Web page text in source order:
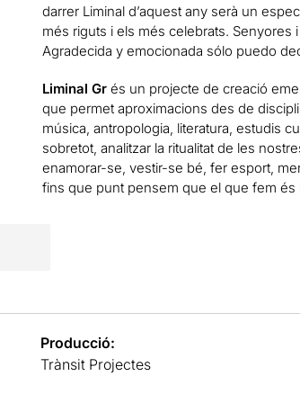
darrer Liminal d’aquest any serà un
més riguts i els més celebrats. Senyores
Agradecida y emocionada sólo puedo
Liminal Grés un projecte de creació
que permet aproximacions des de
música, antropologia, literatura, estudis
sobretot, analitzar la ritualitat de les
enamorar-se, vestir-se bé, fer esport,
fins que punt pensem que el que fem és
Producció:
Trànsit Projectes